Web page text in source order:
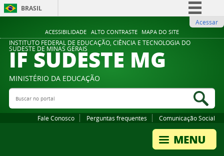
ACESSIBILIDADE ALTO CONTRASTE MAPA DO SITE
BRASIL
Comunica BR
Participe
Legislação
Acessar
INSTITUTO FEDERAL DE EDUCAÇÃO, CIÊNCIA E TECNOLOGIA DO
SUDESTE DE MINAS GERAIS
IF SUDESTE MG
MINISTÉRIO DA EDUCAÇÃO
Buscar no portal
Fale Conosco Perguntas frequentes Comunicação Social